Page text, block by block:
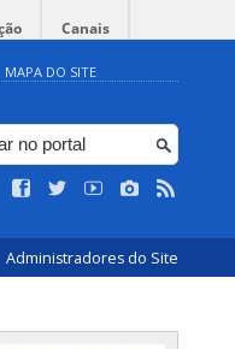
Canais
MAPA DO SITE
Administradores do Site